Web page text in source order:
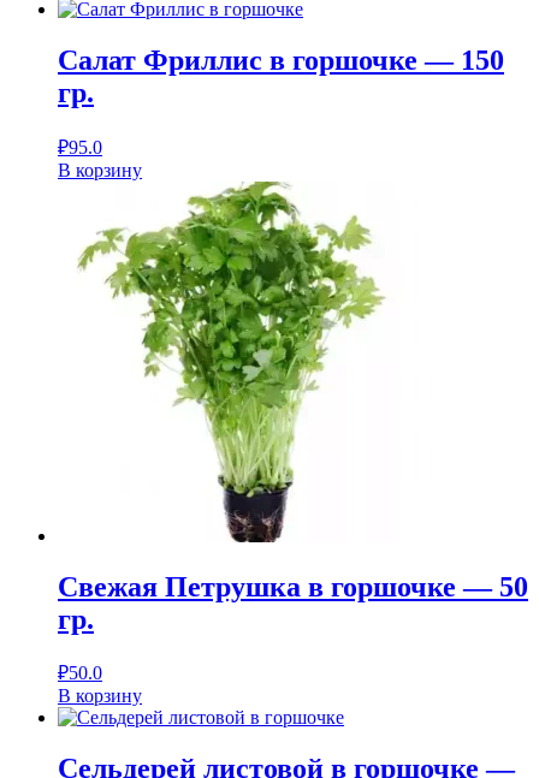
Салат Фриллис в горшочке — 150
гр.
₽95.0
В корзину
Свежая Петрушка в горшочке — 50
гр.
₽50.0
В корзину
Сельдерей листовой в горшочке —